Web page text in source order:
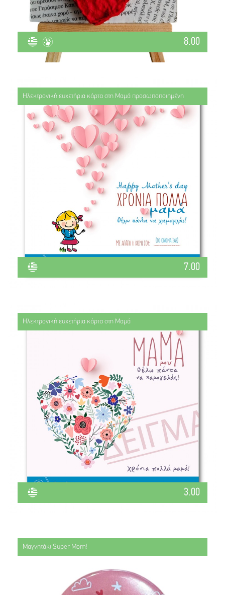
8.00
Ηλεκτρονική ευχετήρια κάρτα στη Μαμά προσωποποιημένη
7.00
Ηλεκτρονική ευχετήρια κάρτα στη Μαμά
3.00
Μαγνητάκι Super Mom!